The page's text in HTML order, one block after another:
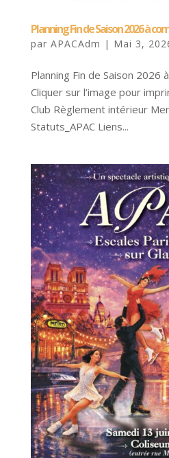
Planning Fin de Saison 2026 à
par APACAdm | Mai 3,
Planning Fin de Saison 2026
Cliquer sur l’image pour
Club Règlement intérieur
Statuts_APAC Liens...